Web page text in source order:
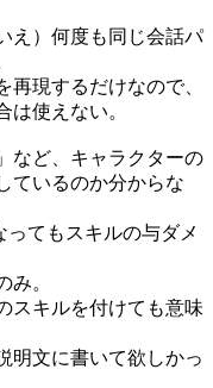
え）何度も同じ会話パ
再現するだけなので、
は使えない。
など、キャラクターの
ているのか分からな
てもスキルの与ダメ
み。
スキルを付けても意味
明文に書いて欲しかっ